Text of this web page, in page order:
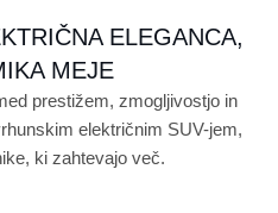
ELEGANCA,
MEJE
prestižem, zmogljivostjo in
električnim SUV-jem,
ki zahtevajo več.